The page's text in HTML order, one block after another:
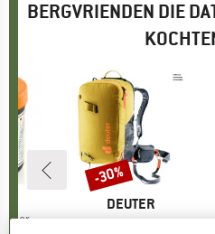
BERGVRIENDEN DIE
MERK
DEUTER
Korting
-30%